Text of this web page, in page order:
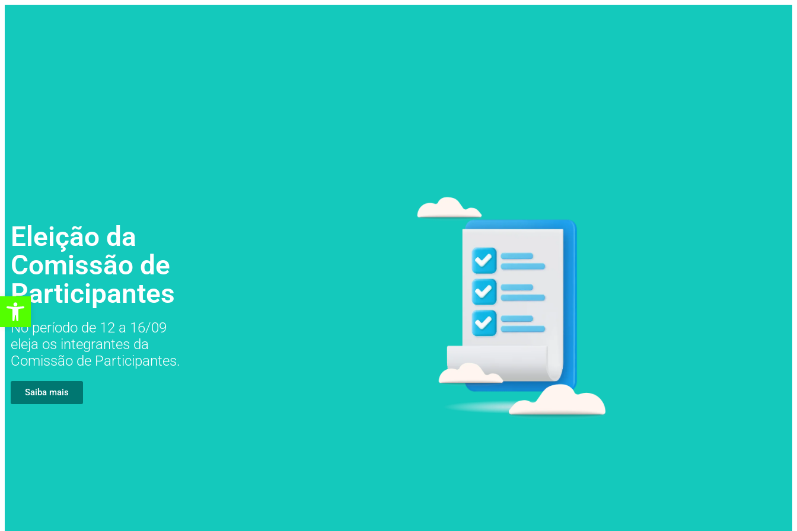
Eleição da
Comissão de
Participantes
No período de 12 a 16/09
eleja os integrantes da
Comissão de Participantes.
Saiba mais
Abrir a barra de ferramentas